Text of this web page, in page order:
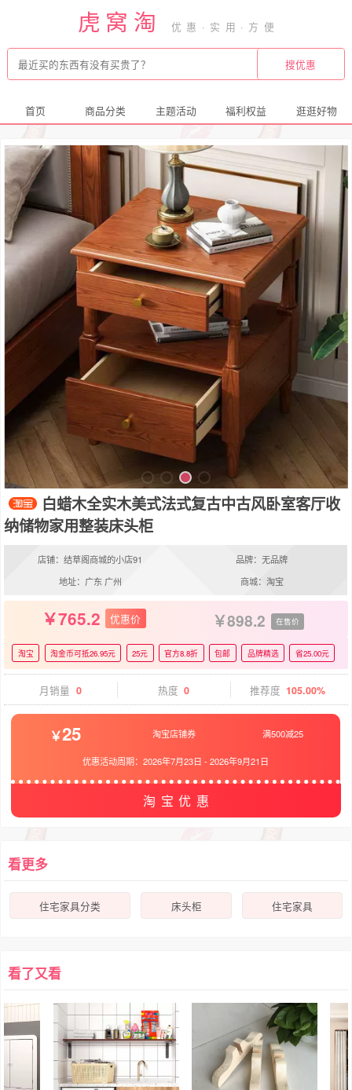
虎窝淘
首页 商品分类 主题活动 福利权益 逛逛好物
白蜡木全实木美式法式复古中古风卧室客厅收
纳储物家用整装床头柜
店铺：结草阁商城的小店91
品牌：无品牌
地址：广东 广州
商城：淘宝
765.2 优惠价 898.2 在售价
淘宝 淘金币可抵26.95元 25元 官方8.8折 包邮 品牌精选 省25.00元
月销量 0 热度 0 推荐度 105.00%
25 淘宝店铺券 满500减25
优惠活动周期：2026年7月23日 -2026年9月21日
淘宝优惠
看更多
住宅家具分类 床头柜 住宅家具
看了又看